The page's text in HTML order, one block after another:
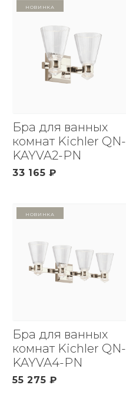
Новинка
Бра для ванных
комнат Kichler QN-
KAYVA2-PN
33 165 ₽
Новинка
Бра для ванных
комнат Kichler QN-
KAYVA4-PN
55 275 ₽